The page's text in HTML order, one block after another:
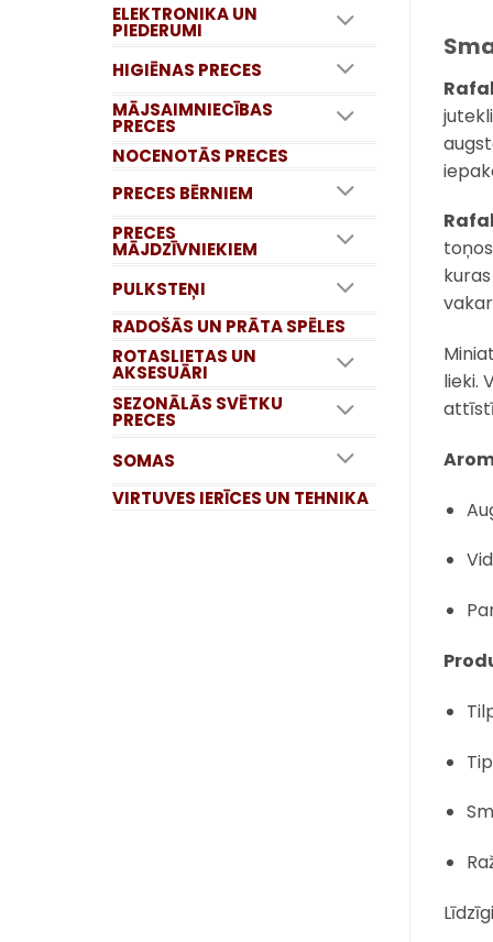
ELEKTRONIKA UN
PIEDERUMI
HIGIĒNAS PRECES
MĀJSAIMNIECĪBAS
PRECES
NOCENOTĀS PRECES
PRECES BĒRNIEM
PRECES
MĀJDZĪVNIEKIEM
PULKSTEŅI
RADOŠĀS UN PRĀTA SPĒLES
ROTASLIETAS UN
AKSESUĀRI
SEZONĀLĀS SVĒTKU
PRECES
SOMAS
VIRTUVES IERĪCES UN TEHNIKA
lieki.